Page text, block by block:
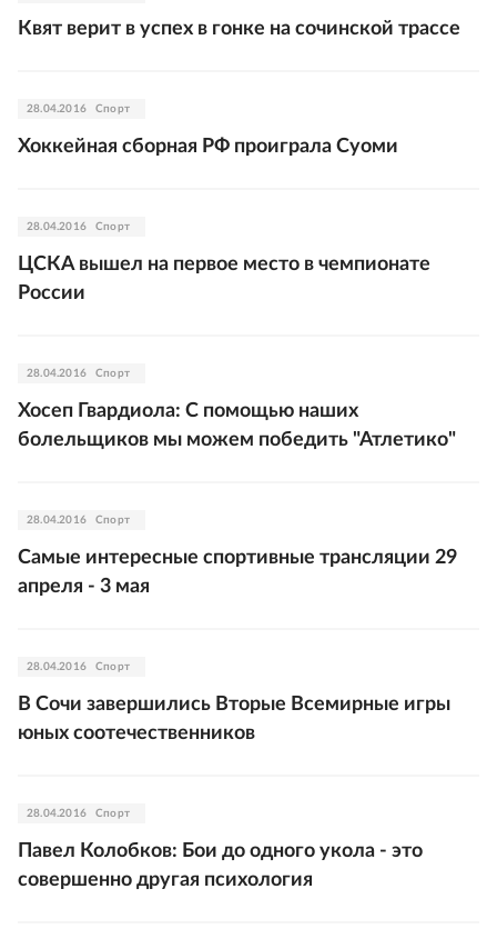
Квят верит в успех в гонке на сочинской трассе
28.04.2016 Спорт
Хоккейная сборная РФ проиграла Суоми
28.04.2016 Спорт
ЦСКА вышел на первое место в чемпионате
России
28.04.2016 Спорт
Хосеп Гвардиола: С помощью наших
болельщиков мы можем победить "Атлетико"
28.04.2016 Спорт
Самые интересные спортивные трансляции 29
апреля - 3 мая
28.04.2016 Спорт
В Сочи завершились Вторые Всемирные игры
юных соотечественников
28.04.2016 Спорт
Павел Колобков: Бои до одного укола - это
совершенно другая психология